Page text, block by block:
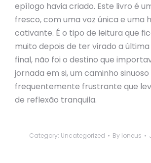
epílogo havia criado. Este livro é
fresco, com uma voz única e uma
cativante. É o tipo de leitura que
muito depois de ter virado a última
final, não foi o destino que
jornada em si, um caminho sinuoso
frequentemente frustrante que
de reflexão tranquila.
Category: Uncategorized By loneus